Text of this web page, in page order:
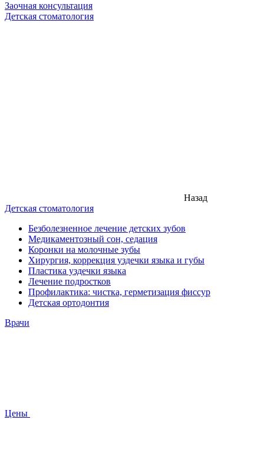
Заочная консультация
Детская стоматология
Назад
Детская стоматология
Безболезненное лечение детских зубов
Медикаментозный сон, седация
Коронки на молочные зубы
Хирургия, коррекция уздечки языка и губы
Пластика уздечки языка
Лечение подростков
Профилактика: чистка, герметизация фиссур
Детская ортодонтия
Врачи
Цены